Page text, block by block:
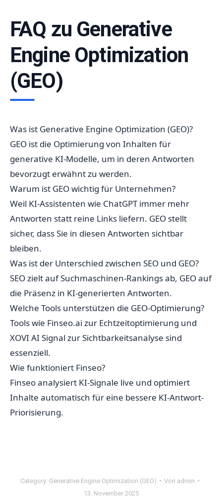
FAQ zu Generative
Engine Optimization
(GEO)
Was ist Generative Engine Optimization (GEO)?
GEO ist die Optimierung von Inhalten für
generative KI-Modelle, um in deren Antworten
bevorzugt erwähnt zu werden.
Warum ist GEO wichtig für Unternehmen?
Weil KI-Assistenten wie ChatGPT immer mehr
Antworten statt reine Links liefern. GEO stellt
sicher, dass Sie in diesen Antworten sichtbar
bleiben.
Was ist der Unterschied zwischen SEO und GEO?
SEO zielt auf Suchmaschinen-Rankings ab, GEO auf
die Präsenz in KI-generierten Antworten.
Welche Tools unterstützen die GEO-Optimierung?
Tools wie Finseo.ai zur Echtzeitoptimierung und
XOVI AI Signal zur Sichtbarkeitsanalyse sind
essenziell.
Wie funktioniert Finseo?
Finseo analysiert KI-Signale live und optimiert
Inhalte automatisch für eine bessere KI-Antwort-
Priorisierung.
Category: Generative Engine Optimization (GEO) Von admin
13. November 2025